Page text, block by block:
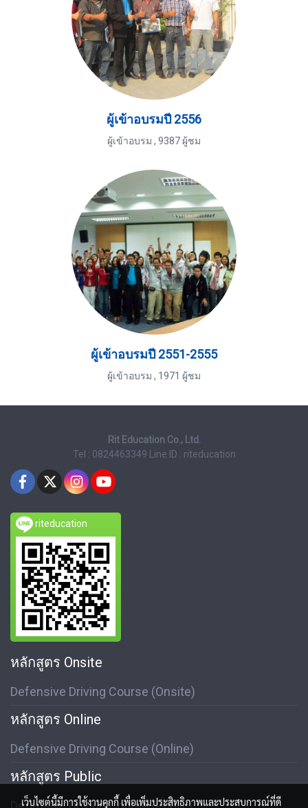
ผู้เข้าอบรมปี 2556
ผู้เข้าอบรม , 9387 ผู้ชม
ผู้เข้าอบรมปี 2551-2555
ผู้เข้าอบรม , 1971 ผู้ชม
Rit Education Co., Ltd.
Tel : 0824463349
Line ID : riteducation
riteducation
หลักสูตร Onsite
Defensive Driving Course (Onsite)
หลักสูตร Online
Defensive Driving Course (Online)
หลักสูตร Public
เว็บไซต์นี้มีการใช้งานคุกกี้ เพื่อเพิ่มประสิทธิภาพและประสบการณ์ที่ดี